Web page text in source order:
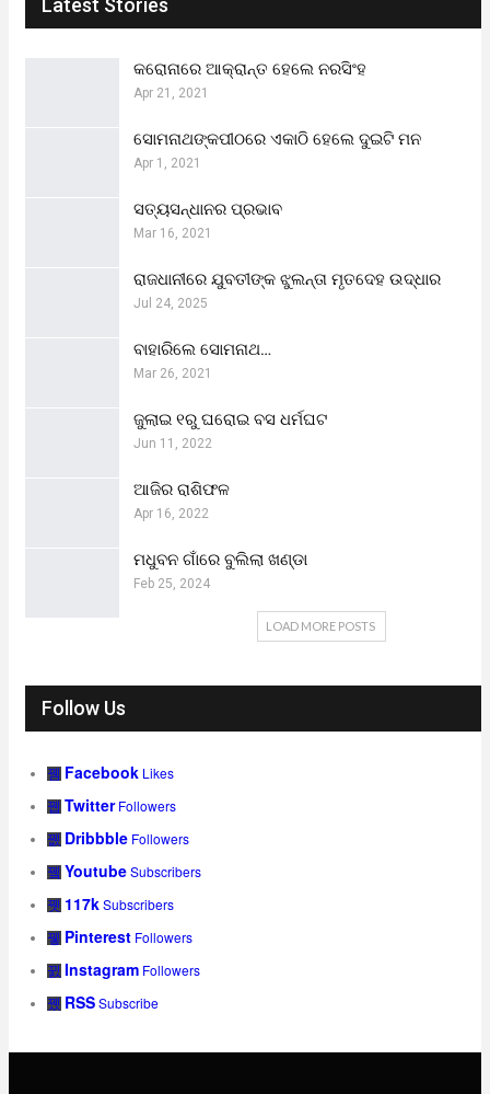
Latest Stories
କରୋନାରେ ଆକ୍ରାନ୍ତ ହେଲେ ନରସିଂହ
Apr 21, 2021
ସୋମନାଥଙ୍କପୀଠରେ ଏକାଠି ହେଲେ ଦୁଇଟି ମନ
Apr 1, 2021
ସତ୍ୟସନ୍ଧାନର ପ୍ରଭାବ
Mar 16, 2021
ରାଜଧାନୀରେ ଯୁବତୀଙ୍କ ଝୁଲନ୍ତା ମୃତଦେହ ଉଦ୍ଧାର
Jul 24, 2025
ବାହାରିଲେ ସୋମନାଥ…
Mar 26, 2021
ଜୁଲାଇ ୧ରୁ ଘରୋଇ ବସ ଧର୍ମଘଟ
Jun 11, 2022
ଆଜିର ରାଶିଫଳ
Apr 16, 2022
ମଧୁବନ ଗାଁରେ ବୁଲିଲା ଖଣ୍ଡା
Feb 25, 2024
LOAD MORE POSTS
Follow Us
Facebook Likes
Twitter Followers
Dribbble Followers
YoutubeSubscribers
117kSubscribers
Pinterest Followers
Instagram Followers
RSSSubscribe